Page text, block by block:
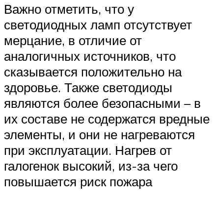
Важно отметить, что у
светодиодных ламп отсутствует
мерцание, в отличие от
аналогичных источников, что
сказывается положительно на
здоровье. Также светодиоды
являются более безопасными – в
их составе не содержатся вредные
элементы, и они не нагреваются
при эксплуатации. Нагрев от
галогенок высокий, из-за чего
повышается риск пожара